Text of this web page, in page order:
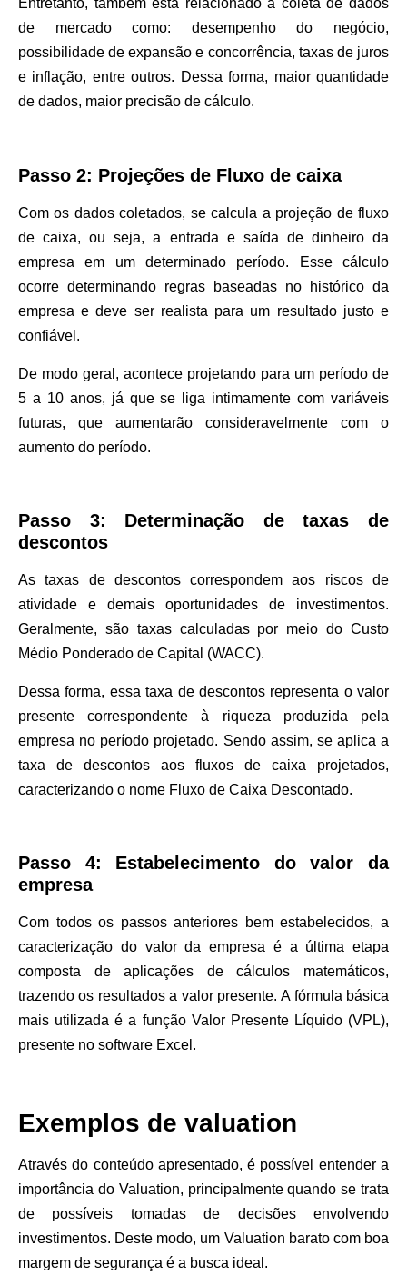
Entretanto, também está relacionado a coleta de dados
de mercado como: desempenho do negócio,
possibilidade de expansão e concorrência, taxas de juros
e inflação, entre outros. Dessa forma, maior quantidade
de dados, maior precisão de cálculo.
Passo 2: Projeções de Fluxo de caixa
Com os dados coletados, se calcula a projeção de fluxo
de caixa, ou seja, a entrada e saída de dinheiro da
empresa em um determinado período. Esse cálculo
ocorre determinando regras baseadas no histórico da
empresa e deve ser realista para um resultado justo e
confiável.
De modo geral, acontece projetando para um período de
5 a 10 anos, já que se liga intimamente com variáveis
futuras, que aumentarão consideravelmente com o
aumento do período.
Passo 3: Determinação de taxas de
descontos
As taxas de descontos correspondem aos riscos de
atividade e demais oportunidades de investimentos.
Geralmente, são taxas calculadas por meio do Custo
Médio Ponderado de Capital (WACC).
Dessa forma, essa taxa de descontos representa o valor
presente correspondente à riqueza produzida pela
empresa no período projetado. Sendo assim, se aplica a
taxa de descontos aos fluxos de caixa projetados,
caracterizando o nome Fluxo de Caixa Descontado.
Passo 4: Estabelecimento do valor da
empresa
Com todos os passos anteriores bem estabelecidos, a
caracterização do valor da empresa é a última etapa
composta de aplicações de cálculos matemáticos,
trazendo os resultados a valor presente. A fórmula básica
mais utilizada é a função Valor Presente Líquido (VPL),
presente no software Excel.
Exemplos de valuation
Através do conteúdo apresentado, é possível entender a
importância do Valuation, principalmente quando se trata
de possíveis tomadas de decisões envolvendo
investimentos. Deste modo, um Valuation barato com boa
margem de segurança é a busca ideal.